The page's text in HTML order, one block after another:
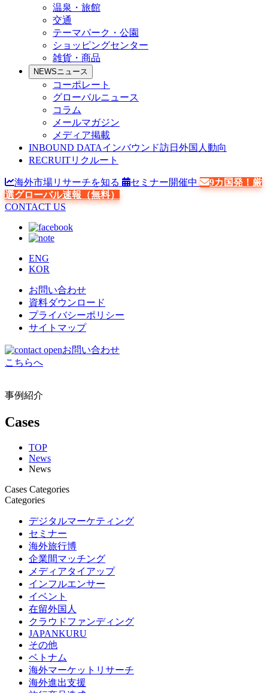
温泉・旅館
交通
テーマパーク・公園
ショッピングセンター
雑貨・商品
NEWSニュース
コーポレート
グローバルニュース
コラム
メールマガジン
メディア掲載
INBOUND DATAインバウンド訪日外国人動向
RECRUITリクルート
海外市場リサーチを知る セミナー開催中
9カ国発！厳
選グローバル速報（無料）
CONTACT US
ENG
KOR
お問い合わせ
資料ダウンロード
プライバシーポリシー
サイトマップ
お問い合わせ
こちらへ
事例紹介
Cases
TOP
News
News
Cases Categories
Categories
デジタルマーケティング
セミナー
海外旅行博
企業間マッチング
メディアタイアップ
インフルエンサー
イベント
在留外国人
クラウドファンディング
JAPANKURU
その他
ベトナム
海外マーケットリサーチ
海外進出支援